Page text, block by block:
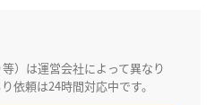
）は運営会社によって異なり
依頼は24時間対応中です。